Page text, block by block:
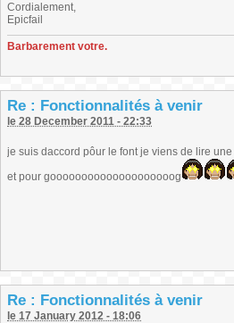
Cordialement,
Epicfail
Barbarement votre.
Re : Fonctionnalités à venir
le 28 December 2011 - 22:33
je suis daccord pôur le font je viens de lire
et pour goooooooooooooooooooog
Re : Fonctionnalités à venir
le 17 January 2012 - 18:06